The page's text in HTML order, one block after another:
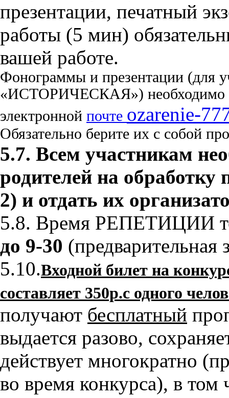
презентации, печатный
работы (5 мин)
вашей работе.
Фонограммы и презентации (для
«ИСТОРИЧЕСКАЯ») необходимо
электронной почте ozarenie-
Обязательно берите их с собой
5.7. Всем участникам
родителей на
2) и отдать их
5.8. Время РЕПЕТИЦИИ
до 9-30 (предварительная
5.10.Входной билет на
составляет 350р.с одного
получают бесплатный
выдается разово,
действует многократно
во время конкурса), в том